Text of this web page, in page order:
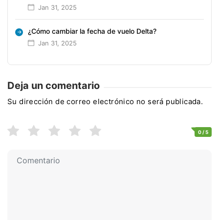
Jan 31, 2025
¿Cómo cambiar la fecha de vuelo Delta?
Jan 31, 2025
Deja un comentario
Su dirección de correo electrónico no será publicada.
0/ 5